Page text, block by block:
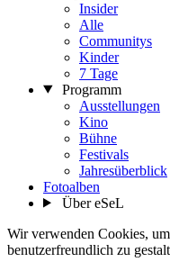
Insider
Alle
Communitys
Kinder
7 Tage
Programm
Ausstellungen
Kino
Bühne
Festivals
Jahresüberblick
Fotoalben
Über eSeL
Wir verwenden Cookies,
benutzerfreundlich zu